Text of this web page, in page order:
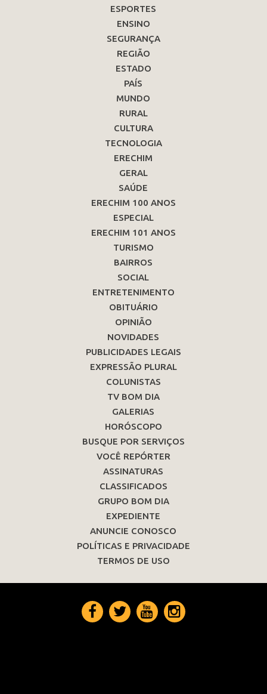
ESPORTES
ENSINO
SEGURANÇA
REGIÃO
ESTADO
PAÍS
MUNDO
RURAL
CULTURA
TECNOLOGIA
ERECHIM
GERAL
SAÚDE
ERECHIM 100 ANOS
ESPECIAL
ERECHIM 101 ANOS
TURISMO
BAIRROS
SOCIAL
ENTRETENIMENTO
OBITUÁRIO
OPINIÃO
NOVIDADES
PUBLICIDADES LEGAIS
EXPRESSÃO PLURAL
COLUNISTAS
TV BOM DIA
GALERIAS
HORÓSCOPO
BUSQUE POR SERVIÇOS
VOCÊ REPÓRTER
ASSINATURAS
CLASSIFICADOS
GRUPO BOM DIA
EXPEDIENTE
ANUNCIE CONOSCO
POLÍTICAS E PRIVACIDADE
TERMOS DE USO